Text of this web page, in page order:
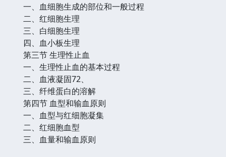
一、血细胞生成的部位和一般过程
二、红细胞生理
三、白细胞生理
四、血小板生理
第三节 生理性止血
一、生理性止血的基本过程
二、血液凝固72、
三、纤维蛋白的溶解
第四节 血型和输血原则
一、血型与红细胞凝集
二、红细胞血型
三、血量和输血原则